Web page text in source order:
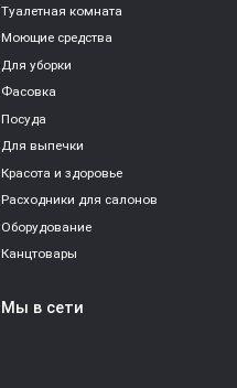
Туалетная комната
Моющие средства
Для уборки
Фасовка
Посуда
Для выпечки
Красота и здоровье
Расходники для салонов
Оборудование
Канцтовары
Мы в сети